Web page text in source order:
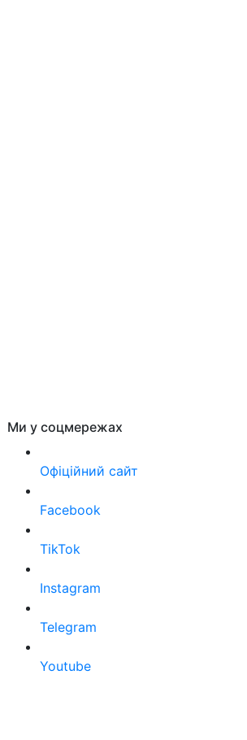
Ми у соцмережах
Офіційний сайт
Facebook
TikTok
Instagram
Telegram
Youtube